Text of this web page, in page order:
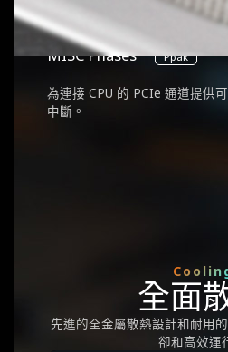
2
MISC Phases Ppak
為連接 CPU 的 PCIe 通道提供
中斷。
全面
先進的全金屬散熱設計和耐用
卻和高效運